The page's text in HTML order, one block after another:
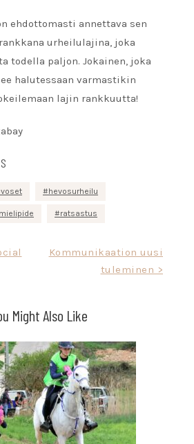
ehdottomasti annettava sen
urheilulajina, joka
todella paljon. Jokainen, joka
halutessaan varmastikin
lajin rankkuutta!
hevosurheilu
mielipide ratsastus
Kommunikaation uusi
tuleminen >
Might Also Like